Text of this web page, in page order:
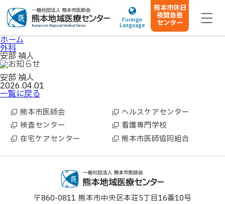
熊本市休日
夜間急患
センター
Foreign
Language
ホーム
外科
安部 禎人
安部 禎人
2026.04.01
一覧に戻る
熊本市医師会
ヘルスケアセンター
検査センター
看護専門学校
在宅ケアセンター
熊本市医師協同組合
〒860-0811 熊本市中央区本荘5丁目16番10号
ホーム
当院について
ご来院の方へ
医療関係者の方へ
診療科・部門案内
施設案内